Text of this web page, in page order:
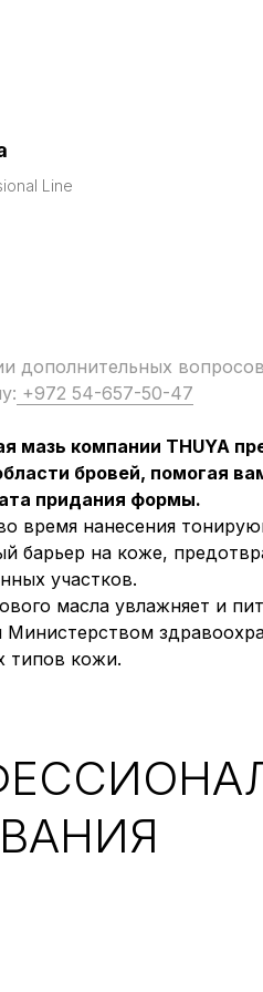
Line
дополнительных
+972 54-657-50-47
мазь компании THUYA
бровей, помогая
придания формы.
время нанесения
барьер на коже,
участков.
масла увлажняет и
типов кожи.